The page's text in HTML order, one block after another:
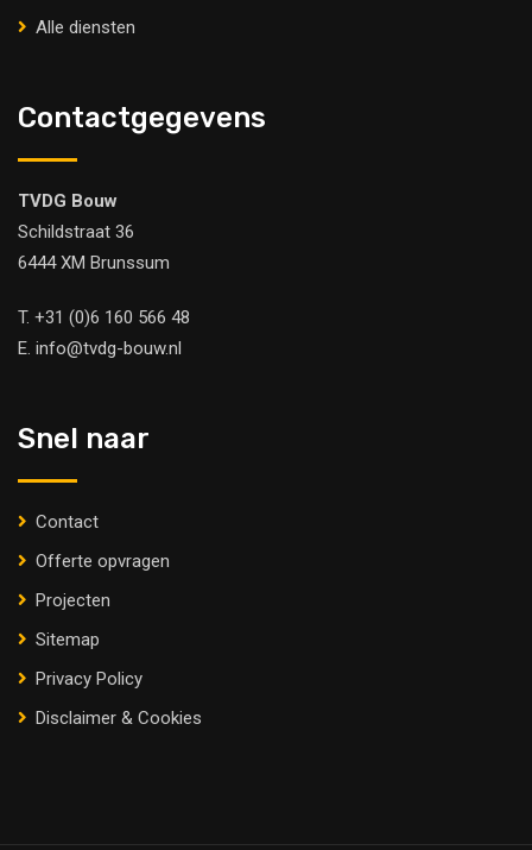
Alle diensten
Contactgegevens
TVDG Bouw
Schildstraat 36
6444 XM Brunssum
T. +31 (0)6 160 566 48
E. info@tvdg-bouw.nl
Snel naar
Contact
Offerte opvragen
Projecten
Sitemap
Privacy Policy
Disclaimer & Cookies